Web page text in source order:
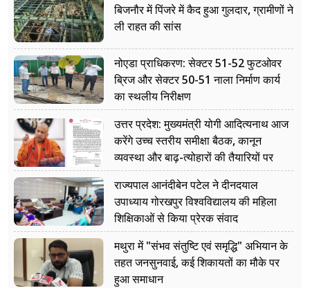
बिजनौर में पिंजरे में कैद हुआ गुलदार, ग्रामीणों ने
ली राहत की सांस
नोएडा प्राधिकरण: सेक्टर 51-52 फुटओवर
ब्रिज और सेक्टर 50-51 नाला निर्माण कार्य
का स्थलीय निरीक्षण
उत्तर प्रदेश: मुख्यमंत्री योगी आदित्यनाथ आज
करेंगे उच्च स्तरीय समीक्षा बैठक, कानून
व्यवस्था और बाढ़-त्योहारों की तैयारियों पर
नजर
राज्यपाल आनंदीबेन पटेल ने दीनदयाल
उपाध्याय गोरखपुर विश्वविद्यालय की महिला
शिक्षिकाओं से किया प्रेरक संवाद
मथुरा में "संभव संतुष्टि एवं समृद्धि" अभियान के
तहत जनसुनवाई, कई शिकायतों का मौके पर
हुआ समाधान